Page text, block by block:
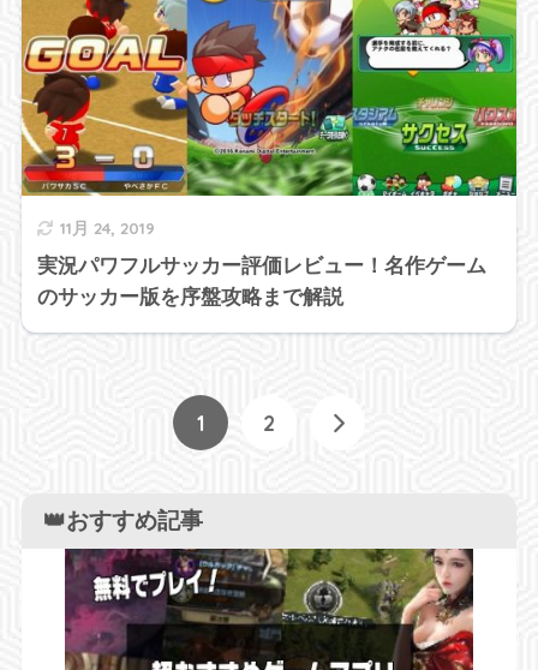
11月 24, 2019
実況パワフルサッカー評価レビュー！名作ゲーム
のサッカー版を序盤攻略まで解説
1 2
👑おすすめ記事